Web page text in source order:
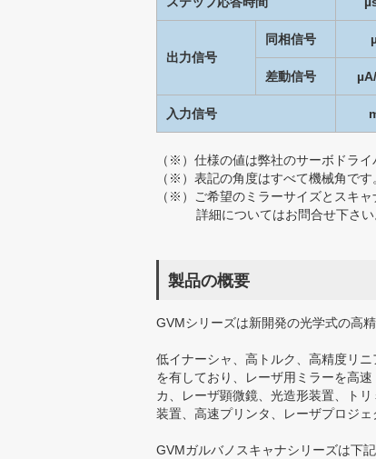
出力信号
同相信号
差動信号
入力信号
（※） 仕様の値は弊社のサーボドライ
（※） 表記の角度はすべて機械角です
（※）
ご希望のミラーサイズとスキ
詳細についてはお問合せ下さ
製品の概要
GVMシリーズは新開発の光学式の高
低イナーシャ、高トルク、高精度リ
を有しており、レーザ用ミラーを高
カ、レーザ顕微鏡、光造形装置、ト
装置、高速プリンタ、レーザプロジ
GVMガルバノスキャナシリーズは下